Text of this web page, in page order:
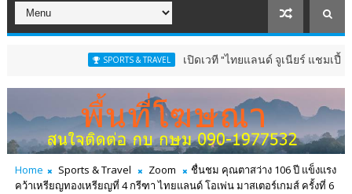
SPORTS & TRAVEL เปิดเวที "ไทยแลนด์ จูเนียร์ แชมเปี้ยนชิพ" 13-16
Home Sports & Travel Zoom
ชื่นชม คุณตาสว่าง 106 ปี แข็งแรง
คว้าเหรียญทองเหรียญที่ 4 กรีฑา ไทยแลนด์ โอเพ่น มาสเตอร์เกมส์ ครั้งที่ 6